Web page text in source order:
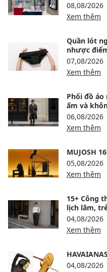
08,08/2026
Xem thêm
Quần lót
nhược
07,08/2026
Xem thêm
Phối đồ
ấm và
06,08/2026
Xem thêm
MUJOSH
05,08/2026
Xem thêm
15+ Công
lịch lãm,
04,08/2026
Xem thêm
HAVAIANAS
04,08/2026